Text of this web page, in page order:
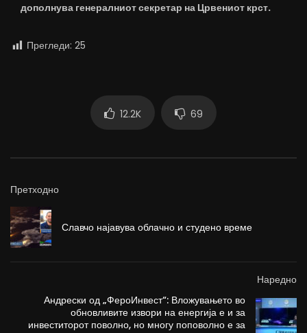
дополнува генералниот секретар на Црвениот крст.
Прегледи: 25
12.2K 69
Претходно
Славчо најавува облачно и студено време
Наредно
Андрески од „ФероИнвест“: Вложувањето во
обновливите извори на енергија е и за
инвеститорот поволно, но многу поповолно е за